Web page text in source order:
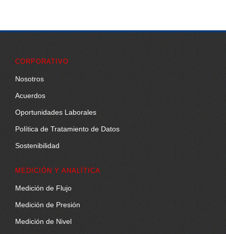
CORPORATIVO
Nosotros
Acuerdos
Oportunidades Laborales
Política de Tratamiento de Datos
Sostenibilidad
MEDICIÓN Y ANALÍTICA
Medición de Flujo
Medición de Presión
Medición de Nivel